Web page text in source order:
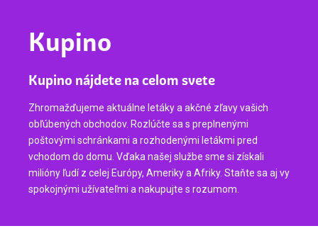
Kupino
Kupino nájdete na celom svete
Zhromažďujeme aktuálne letáky a akčné zľavy vašich
obľúbených obchodov. Rozlúčte sa s preplnenými
poštovými schránkami a rozhodenými letákmi pred
vchodom do domu. Vďaka našej službe sme si získali
milióny ľudí z celej Európy, Ameriky a Afriky. Staňte sa aj vy
spokojnými užívateľmi a nakupujte s rozumom.